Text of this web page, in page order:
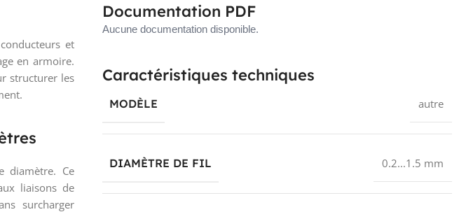
et
en armoire.
structurer les
Ce
liaisons de
surcharger
Documentation PDF
Aucune documentation disponible.
Caractéristiques techniques
MODÈLE autre
DIAMÈTRE DE FIL 0.2...1.5 mm